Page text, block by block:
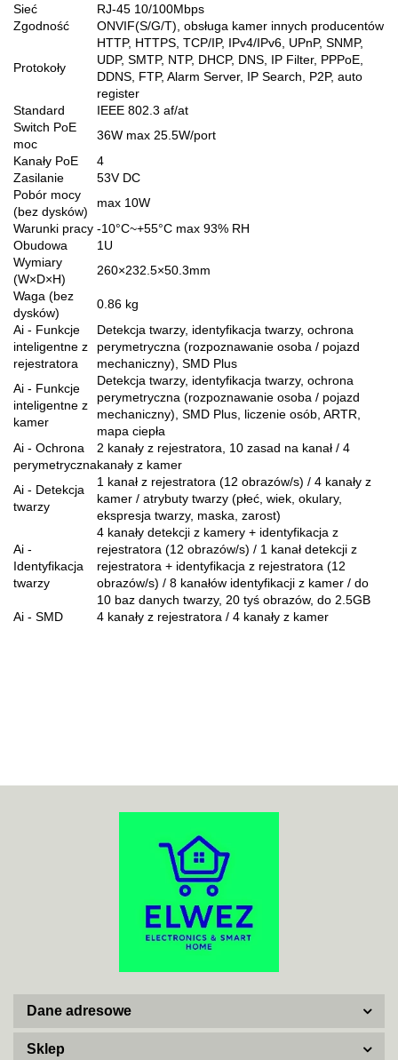
Sieć
RJ-45 10/100Mbps
Zgodność
ONVIF(S/G/T), obsługa kamer innych producentów
Protokoły
HTTP, HTTPS, TCP/IP, IPv4/IPv6, UPnP, SNMP,
UDP, SMTP, NTP, DHCP, DNS, IP Filter, PPPoE,
DDNS, FTP, Alarm Server, IP Search, P2P, auto
register
Standard
IEEE 802.3 af/at
Switch PoE
moc
36W max 25.5W/port
Kanały PoE
4
Zasilanie
53V DC
Pobór mocy
(bez dysków)
max 10W
Warunki pracy -10°C~+55°C max 93% RH
Obudowa
1U
Wymiary
(W×D×H)
260×232.5×50.3mm
Waga (bez
dysków)
0.86 kg
Ai - Funkcje
inteligentne z
rejestratora
Detekcja twarzy, identyfikacja twarzy, ochrona
perymetryczna (rozpoznawanie osoba / pojazd
mechaniczny), SMD Plus
Ai - Funkcje
inteligentne z
kamer
Detekcja twarzy, identyfikacja twarzy, ochrona
perymetryczna (rozpoznawanie osoba / pojazd
mechaniczny), SMD Plus, liczenie osób, ARTR,
mapa ciepła
Ai - Ochrona
perymetryczna
2 kanały z rejestratora, 10 zasad na kanał / 4
kanały z kamer
Ai - Detekcja
twarzy
1 kanał z rejestratora (12 obrazów/s) / 4 kanały z
kamer / atrybuty twarzy (płeć, wiek, okulary,
ekspresja twarzy, maska, zarost)
Ai -
Identyfikacja
twarzy
4 kanały detekcji z kamery + identyfikacja z
rejestratora (12 obrazów/s) / 1 kanał detekcji z
rejestratora + identyfikacja z rejestratora (12
obrazów/s) / 8 kanałów identyfikacji z kamer / do
10 baz danych twarzy, 20 tyś obrazów, do 2.5GB
Ai - SMD
4 kanały z rejestratora / 4 kanały z kamer
ACO
ADATA
Dane adresowe
Sklep